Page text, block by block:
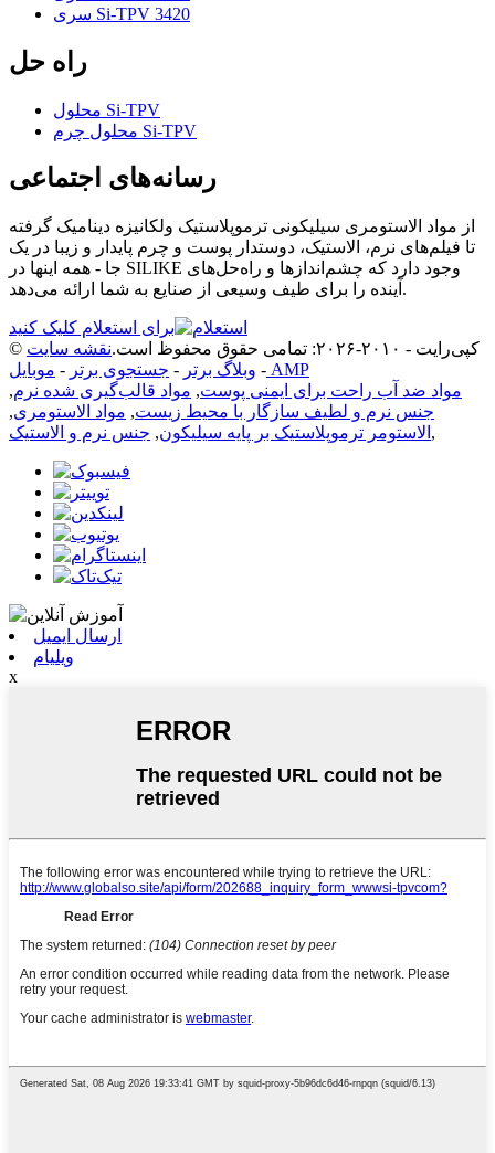
سری Si-TPV 3420
راه حل
محلول Si-TPV
محلول چرم Si-TPV
رسانه‌های اجتماعی
از مواد الاستومری سیلیکونی ترموپلاستیک ولکانیزه دینامیک گرفته
تا فیلم‌های نرم، الاستیک، دوستدار پوست و چرم پایدار و زیبا در یک
جا - همه اینها در SILIKE وجود دارد که چشم‌اندازها و راه‌حل‌های
آینده را برای طیف وسیعی از صنایع به شما ارائه می‌دهد.
برای استعلام کلیک کنید
© کپی‌رایت - ۲۰۱۰-۲۰۲۶: تمامی حقوق محفوظ است.
نقشه سایت
- وبلاگ برتر - جستجوی برتر -
موبایل AMP
مواد ضد آب راحت برای ایمنی پوست, مواد قالب‌گیری شده نرم,
جنس نرم و لطیف سازگار با محیط زیست, مواد الاستومری,
الاستومر ترموپلاستیک بر پایه سیلیکون, جنس نرم و الاستیک ,
ارسال ایمیل
ویلیام
x